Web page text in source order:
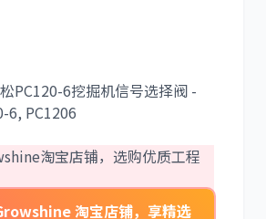
三一
加藤
PC120-6挖掘机信号选择阀 -
6, PC1206
淘宝店铺，选购优质工程
淘宝店铺，享精选